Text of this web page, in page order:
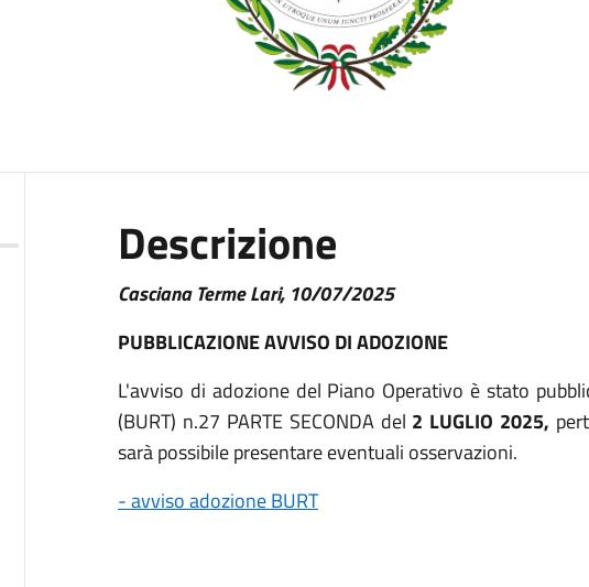
Descrizione
Casciana Terme Lari, 10/07/2025
PUBBLICAZIONE AVVISO DI ADOZIONE
L'avviso di adozione del Piano Operativo è stato
(BURT) n.27 PARTE SECONDA del 2 LUGLIO 2025,
sarà possibile presentare eventuali osservazioni.
- avviso adozione BURT